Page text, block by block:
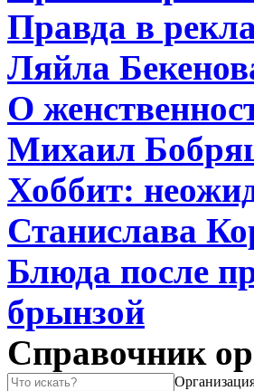
Правда в
Ляйла
О
Михаил
Хоббит:
Станислава
Блюда после
брынзой
Справочник